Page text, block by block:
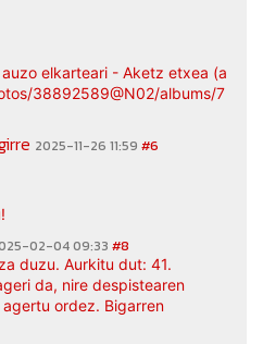
elkarteari - Aketz etxea
38892589@N02/albums/
2025-11-26 11:59 #6
02-04 09:33 #8
duzu. Aurkitu dut: 41.
da, nire despistearen
ordez. Bigarren